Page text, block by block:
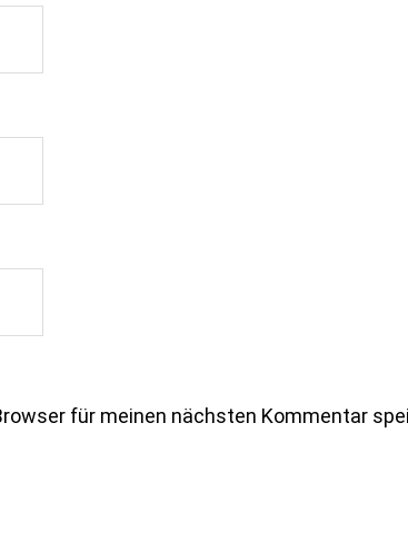
für meinen nächsten Kommentar